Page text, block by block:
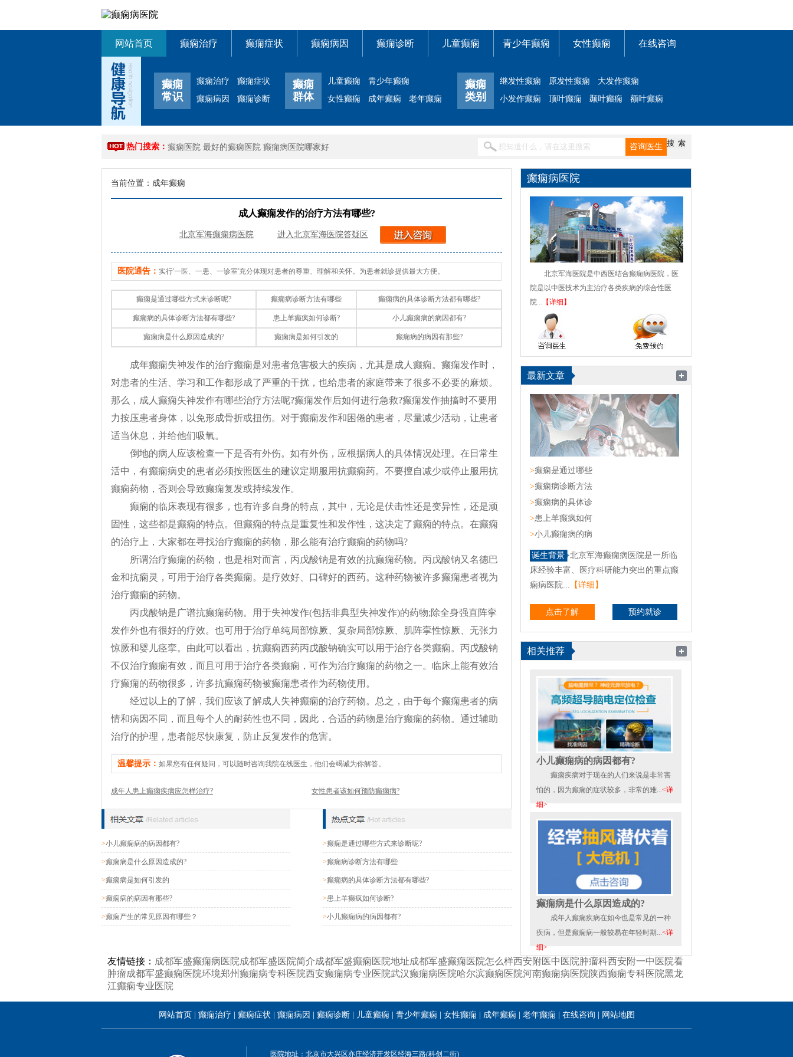
网站首页 癫痫治疗 癫痫症状 癫痫病因 癫痫诊断 儿童癫痫 青少年癫痫 女性癫痫 在线咨询
癫痫
常识
癫痫治疗
癫痫症状
癫痫病因
癫痫诊断
癫痫
群体
儿童癫痫
青少年癫痫
女性癫痫
成年癫痫 老年癫痫
癫痫
类别
继发性癫痫 原发性癫痫
大发作癫痫
小发作癫痫
顶叶癫痫 颞叶癫痫 额叶癫痫
热门搜索： 癫痫医院 最好的癫痫医院 癫痫病医院哪家好
当前位置： 成年癫痫
成人癫痫发作的治疗方法有哪些?
北京军海癫痫病医院 进入北京军海医院答疑区
医院通告： 实行'一医、一患、一诊室'充分体现对患者的尊重、理解和关怀。为患者就诊提供最大方便。
癫痫是通过哪些方式来诊断呢? 癫痫病诊断方法有哪些 癫痫病的具体诊断方法都有哪些?
癫痫病的具体诊断方法都有哪些? 患上羊癫疯如何诊断? 小儿癫痫病的病因都有?
癫痫病是什么原因造成的? 癫痫病是如何引发的 癫痫病的病因有那些?
成年癫痫失神发作的治疗癫痫是对患者危害极大的疾病，尤其是成人癫痫。癫痫发作时，
对患者的生活、学习和工作都形成了严重的干扰，也给患者的家庭带来了很多不必要的麻烦。
那么，成人癫痫失神发作有哪些治疗方法呢?癫痫发作后如何进行急救?癫痫发作抽搐时不要用
力按压患者身体，以免形成骨折或扭伤。对于癫痫发作和困倦的患者，尽量减少活动，让患者
适当休息，并给他们吸氧。
倒地的病人应该检查一下是否有外伤。如有外伤，应根据病人的具体情况处理。在日常生
活中，有癫痫病史的患者必须按照医生的建议定期服用抗癫痫药。不要擅自减少或停止服用抗
癫痫药物，否则会导致癫痫复发或持续发作。
癫痫的临床表现有很多，也有许多自身的特点，其中，无论是伏击性还是变异性，还是顽
固性，这些都是癫痫的特点。但癫痫的特点是重复性和发作性，这决定了癫痫的特点。在癫痫
的治疗上，大家都在寻找治疗癫痫的药物，那么能有治疗癫痫的药物吗?
所谓治疗癫痫的药物，也是相对而言，丙戊酸钠是有效的抗癫痫药物。丙戊酸钠又名德巴
金和抗痫灵，可用于治疗各类癫痫。是疗效好、口碑好的西药。这种药物被许多癫痫患者视为
治疗癫痫的药物。
丙戊酸钠是广谱抗癫痫药物。用于失神发作(包括非典型失神发作)的药物;除全身强直阵挛
发作外也有很好的疗效。也可用于治疗单纯局部惊厥、复杂局部惊厥、肌阵挛性惊厥、无张力
惊厥和婴儿痉挛。由此可以看出，抗癫痫西药丙戊酸钠确实可以用于治疗各类癫痫。丙戊酸钠
不仅治疗癫痫有效，而且可用于治疗各类癫痫，可作为治疗癫痫的药物之一。临床上能有效治
疗癫痫的药物很多，许多抗癫痫药物被癫痫患者作为药物使用。
经过以上的了解，我们应该了解成人失神癫痫的治疗药物。总之，由于每个癫痫患者的病
情和病因不同，而且每个人的耐药性也不同，因此，合适的药物是治疗癫痫的药物。通过辅助
治疗的护理，患者能尽快康复，防止反复发作的危害。
温馨提示： 如果您有任何疑问，可以随时咨询我院在线医生，他们会竭诚为你解答。
成年人患上癫痫疾病应怎样治疗? 女性患者该如何预防癫痫病?
>小儿癫痫病的病因都有?
>癫痫病是什么原因造成的?
>癫痫病是如何引发的
>癫痫病的病因有那些?
>癫痫产生的常见原因有哪些？
>癫痫是通过哪些方式来诊断呢?
>癫痫病诊断方法有哪些
>癫痫病的具体诊断方法都有哪些?
>患上羊癫疯如何诊断?
>小儿癫痫病的病因都有?
癫痫病医院
北京军海医院是中西医结合癫痫病医院，医
院是以中医技术为主治疗各类疾病的综合性医
院... 【详细】
最新文章
>癫痫是通过哪些
>癫痫病诊断方法
>癫痫病的具体诊
>患上羊癫疯如何
>小儿癫痫病的病
诞生背景 北京军海癫痫病医院是一所临
床经验丰富、医疗科研能力突出的重点癫
痫病医院... 【详细】
点击了解 预约就诊
相关推荐
小儿癫痫病的病因都有?
癫痫疾病对于现在的人们来说是非常害
怕的，因为癫痫的症状较多，非常的难...<详
细>
癫痫病是什么原因造成的?
成年人癫痫疾病在如今也是常见的一种
疾病，但是癫痫病一般较易在年轻时期...<详
细>
友情链接： 成都军盛癫痫病医院成都军盛医院简介成都军盛癫痫医院地址成都军盛癫痫医院怎么样西安附医中医院肿瘤科西安附一中医院看
肿瘤成都军盛癫痫医院环境郑州癫痫病专科医院西安癫痫病专业医院武汉癫痫病医院哈尔滨癫痫医院河南癫痫病医院陕西癫痫专科医院黑龙
江癫痫专业医院
网站首页 癫痫治疗 癫痫症状 癫痫病因 癫痫诊断| 儿童癫痫 青少年癫痫 女性癫痫 成年癫痫 老年癫痫 在线咨询 网站地图
医院地址：北京市大兴区亦庄经济开发区经海三路(科创二街)